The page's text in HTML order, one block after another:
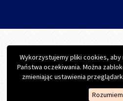
Wykorzystujemy pliki cookies, aby
Państwa oczekiwania. Można
zmieniając ustawienia
Rozumiem